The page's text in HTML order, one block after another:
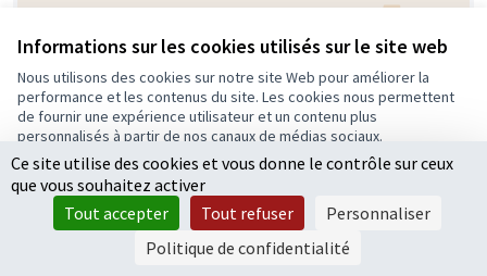
Informations sur les cookies utilisés sur le site web
Nous utilisons des cookies sur notre site Web pour améliorer la
performance et les contenus du site. Les cookies nous permettent
de fournir une expérience utilisateur et un contenu plus
personnalisés à partir de nos canaux de médias sociaux.
Tout accepter
Accepter seulement les cookies essentiels
Paramètres
Découverte des acteurs de
l’alimentation du territoire.
Retenue
Ce site utilise des cookies et vous donne le contrôle sur ceux
que vous souhaitez activer
Tout accepter
Tout refuser
Personnaliser
Politique de confidentialité